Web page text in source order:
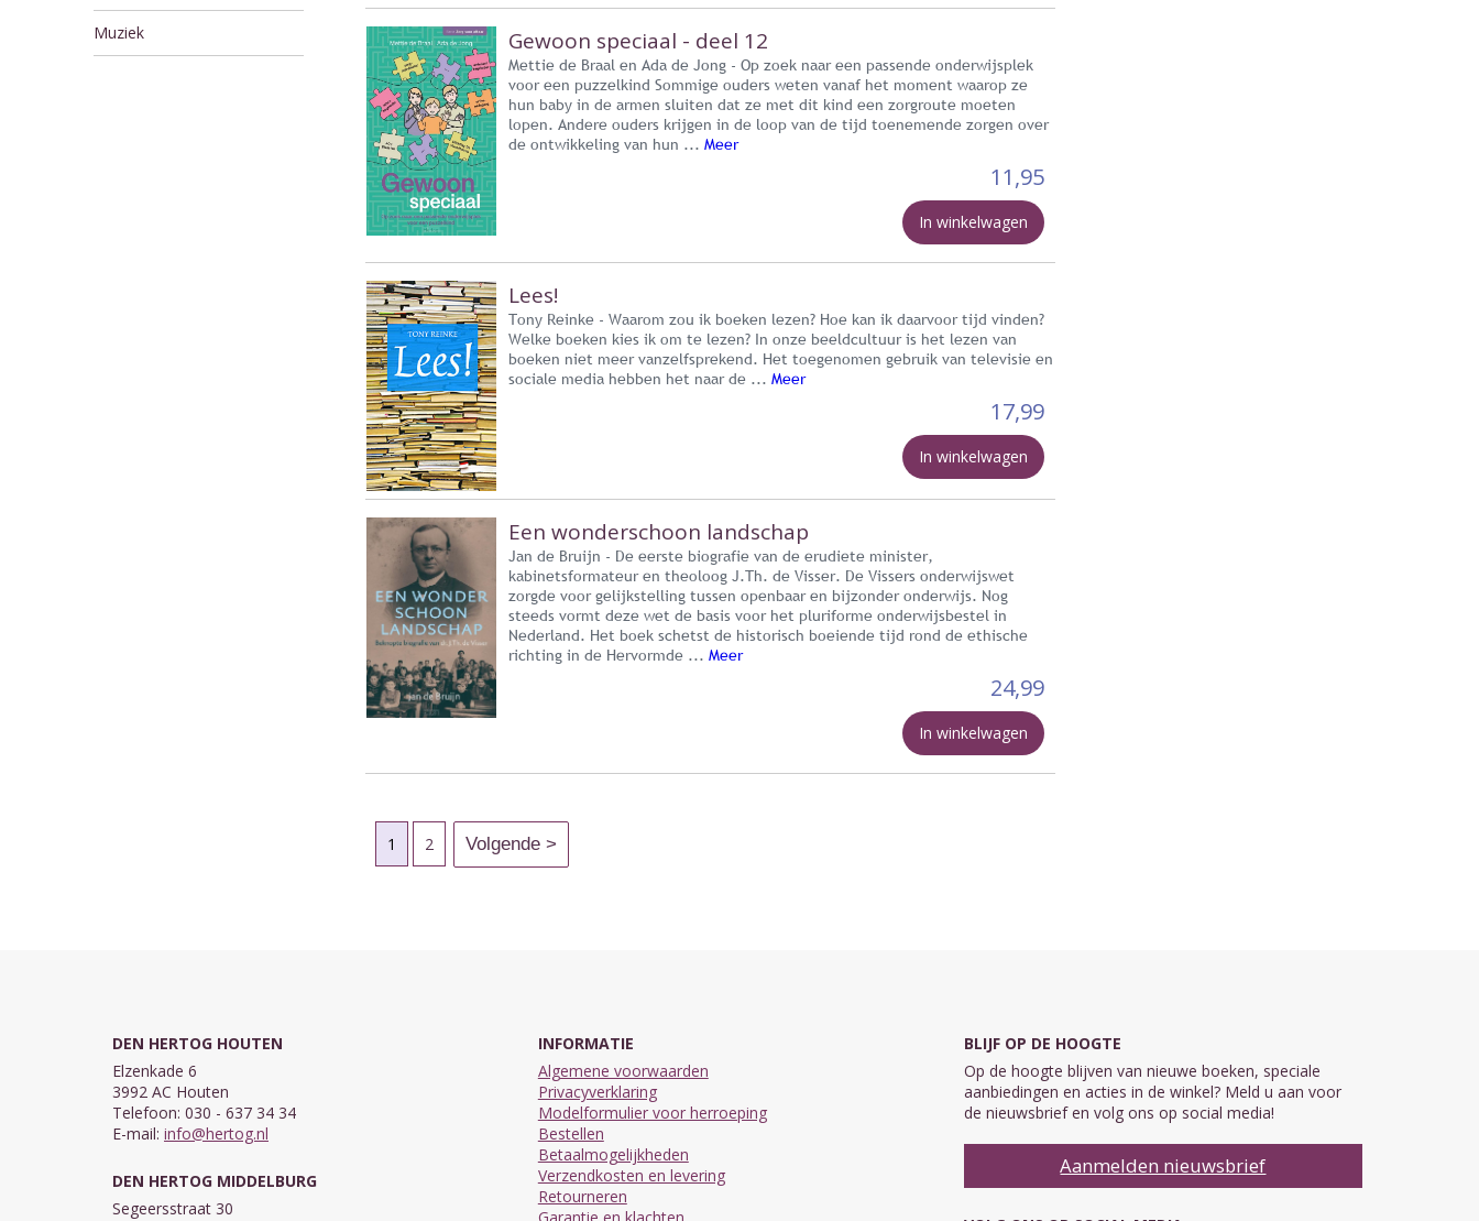
Muziek Gewoon speciaal - deel 12
Mettie de Braal en Ada de Jong - Op zoek naar een passende onderwijsplek
voor een puzzelkind Sommige ouders weten vanaf het moment waarop ze
hun baby in de armen sluiten dat ze met dit kind een zorgroute moeten
lopen. Andere ouders krijgen in de loop van de tijd toenemende zorgen over
de ontwikkeling van hun ... Meer
11,95
In winkelwagen
Lees!
Tony Reinke - Waarom zou ik boeken lezen? Hoe kan ik daarvoor tijd vinden?
Welke boeken kies ik om te lezen? In onze beeldcultuur is het lezen van
boeken niet meer vanzelfsprekend. Het toegenomen gebruik van televisie en
sociale media hebben het naar de ... Meer
17,99
In winkelwagen
Een wonderschoon landschap
Jan de Bruijn - De eerste biografie van de erudiete minister,
kabinetsformateur en theoloog J.Th. de Visser. De Vissers onderwijswet
zorgde voor gelijkstelling tussen openbaar en bijzonder onderwijs. Nog
steeds vormt deze wet de basis voor het pluriforme onderwijsbestel in
Nederland. Het boek schetst de historisch boeiende tijd rond de ethische
richting in de Hervormde ... Meer
24,99
In winkelwagen
1 2
DEN HERTOG HOUTEN
Elzenkade 6
3992 AC Houten
Telefoon: 030 - 637 34 34
E-mail: info@hertog.nl
DEN HERTOG MIDDELBURG
Segeersstraat 30
INFORMATIE
Algemene voorwaarden
Privacyverklaring
Modelformulier voor herroeping
Bestellen
Betaalmogelijkheden
Verzendkosten en levering
Retourneren
BLIJF OP DE HOOGTE
Op de hoogte blijven van nieuwe boeken, speciale
aanbiedingen en acties in de winkel? Meld u aan voor
de nieuwsbrief en volg ons op social media!
Aanmelden nieuwsbrief